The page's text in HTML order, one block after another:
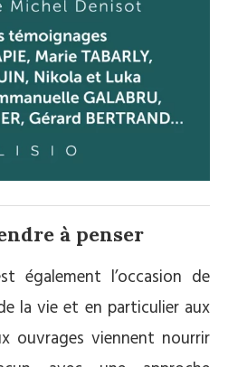
à penser
également l’occasion de
la vie et en particulier aux
ouvrages viennent nourrir